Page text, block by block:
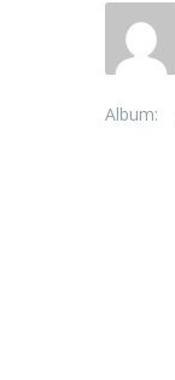
Album: